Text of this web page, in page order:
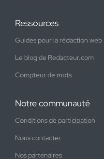
Ressources
Guides pour la rédaction web
Le blog de Redacteur.com
Compteur de mots
Notre communauté
Conditions de participation
Nous contacter
Nos partenaires